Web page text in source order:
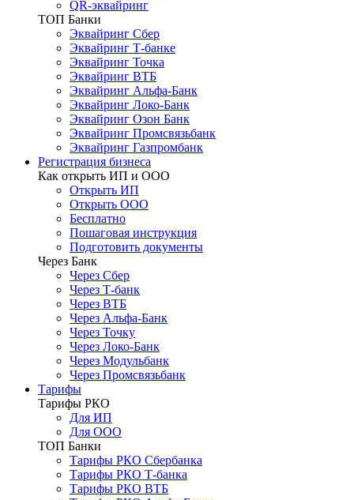
QR-эквайринг
ТОП Банки
Эквайринг Сбер
Эквайринг Т-банке
Эквайринг Точка
Эквайринг ВТБ
Эквайринг Альфа-Банк
Эквайринг Локо-Банк
Эквайринг Озон Банк
Эквайринг Промсвязьбанк
Эквайринг Газпромбанк
Регистрация бизнеса
Как открыть ИП и ООО
Открыть ИП
Открыть ООО
Бесплатно
Пошаговая инструкция
Подготовить документы
Через Банк
Через Сбер
Через Т-банк
Через ВТБ
Через Альфа-Банк
Через Точку
Через Локо-Банк
Через Модульбанк
Через Промсвязьбанк
Тарифы
Тарифы РКО
Для ИП
Для ООО
ТОП Банки
Тарифы РКО Сбербанка
Тарифы РКО Т-банка
Тарифы РКО ВТБ